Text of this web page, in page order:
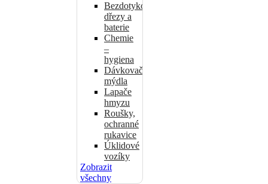
Bezdotykové
dřezy a
baterie
Chemie
–
hygiena
Dávkovače
mýdla
Lapače
hmyzu
Roušky,
ochranné
rukavice
Úklidové
vozíky
Zobrazit
všechny